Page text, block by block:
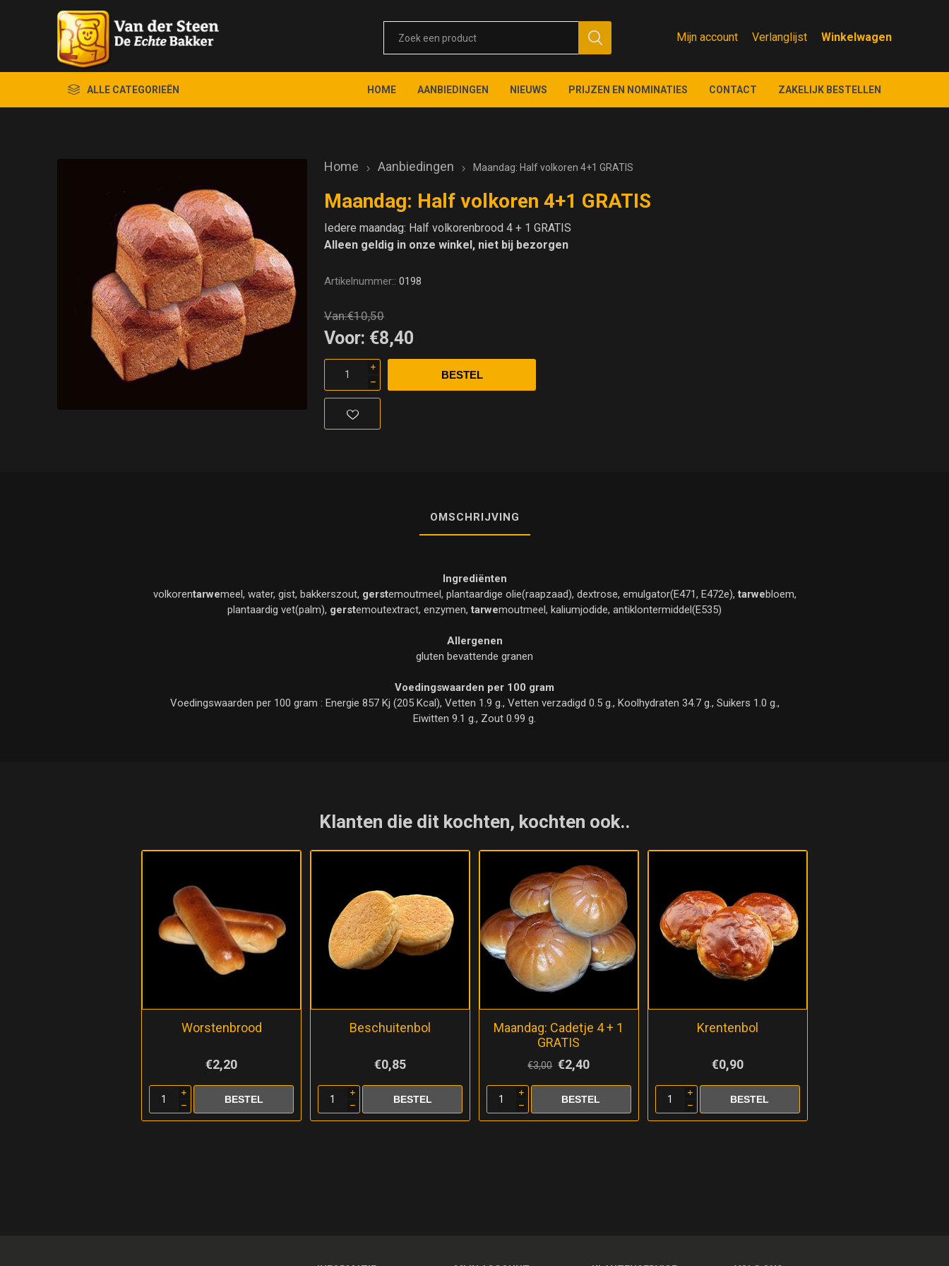
Mijn account Verlanglijst
ALLE CATEGORIEËN HOME AANBIEDINGEN NIEUWS PRIJZEN EN NOMINATIES CONTACT ZAKELIJK BESTELLEN
Home Aanbiedingen Maandag: Half volkoren 4+1 GRATIS
Maandag: Half volkoren 4+1 GRATIS
Iedere maandag: Half volkorenbrood 4 + 1 GRATIS
Alleen geldig in onze winkel, niet bij bezorgen
Artikelnummer:: 0198
Van:€10,50
Voor: €8,40
i
h
OMSCHRIJVING
Ingrediënten
volkorentarwemeel, water, gist, bakkerszout, gerstemoutmeel, plantaardige olie(raapzaad), dextrose, emulgator(E471, E472e),tarwebloem,
plantaardig vet(palm), gerstemoutextract, enzymen,tarwemoutmeel, kaliumjodide, antiklontermiddel(E535)
Allergenen
gluten bevattende granen
Voedingswaarden per 100 gram
Voedingswaarden per 100 gram : Energie 857 Kj (205 Kcal), Vetten 1.9 g., Vetten verzadigd 0.5 g., Koolhydraten 34.7 g., Suikers 1.0 g.,
Eiwitten 9.1 g., Zout 0.99 g.
Klanten die dit kochten, kochten ook..
Worstenbrood
€2,20
i
h
Beschuitenbol
€0,85
i
h
Maandag: Cadetje 4 + 1
GRATIS
€3,00 €2,40
i
h
Krentenbol
€0,90
i
h